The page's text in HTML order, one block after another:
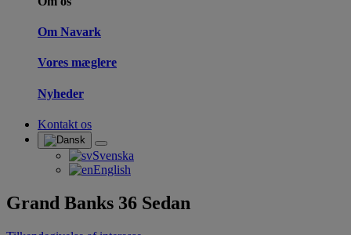
Om Navark
Vores mæglere
Nyheder
Kontakt os
Svenska
English
Grand Banks 36 Sedan